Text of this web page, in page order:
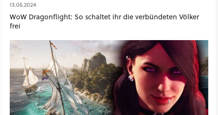
13.06.2024
WoW Dragonflight: So schaltet ihr die verbündeten Völker
frei